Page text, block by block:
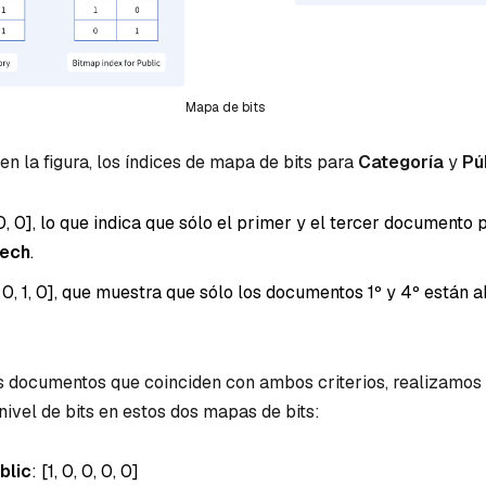
Mapa de bits
la figura, los índices de mapa de bits para Categoríay
0], lo que indica que sólo el primer y el tercer documento
.
0, 1, 0], que muestra que sólo los documentos 1º y 4º están
documentos que coinciden con ambos criterios, realizamos
de bits en estos dos mapas de bits:
: [1, 0, 0, 0, 0]